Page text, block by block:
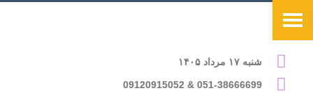
شنبه ۱۷ مرداد ۱۴۰۵
051-38666699 & 09120915052